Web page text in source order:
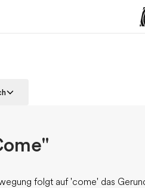
folgt auf 'come' das